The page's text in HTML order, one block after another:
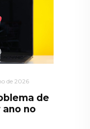
de 2026
de
ano no